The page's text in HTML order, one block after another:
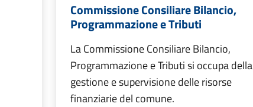
Commissione Consiliare Bilancio,
Programmazione e Tributi
La Commissione Consiliare Bilancio,
Programmazione e Tributi si occupa della
gestione e supervisione delle risorse
finanziarie del comune.